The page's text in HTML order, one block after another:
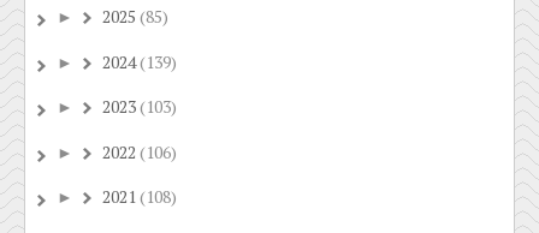
► 2025 (85)
► 2024(139)
► 2023(103)
► 2022 (106)
► 2021(108)